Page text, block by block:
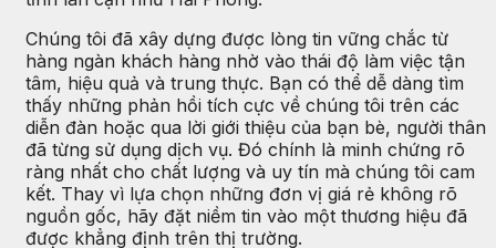
Chúng tôi đã xây dựng được lòng tin vững chắc từ
hàng ngàn khách hàng nhờ vào thái độ làm việc tận
tâm, hiệu quả và trung thực. Bạn có thể dễ dàng tìm
thấy những phản hồi tích cực về chúng tôi trên các
diễn đàn hoặc qua lời giới thiệu của bạn bè, người thân
đã từng sử dụng dịch vụ. Đó chính là minh chứng rõ
ràng nhất cho chất lượng và uy tín mà chúng tôi cam
kết. Thay vì lựa chọn những đơn vị giá rẻ không rõ
nguồn gốc, hãy đặt niềm tin vào một thương hiệu đã
được khẳng định trên thị trường.